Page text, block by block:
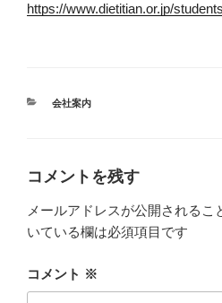
https://www.dietitian.or.jp/
カ
会社案内
コメントを残す
メールアドレスが公開されるこ
いている欄は必須項目です
コメント ※